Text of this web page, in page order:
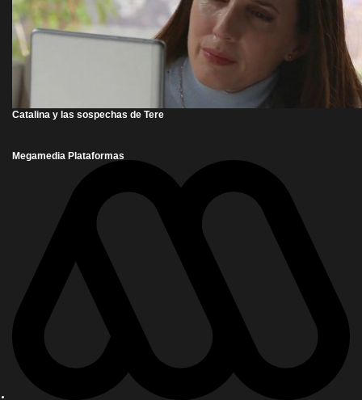
Catalina y las sospechas de Tere
Megamedia Plataformas